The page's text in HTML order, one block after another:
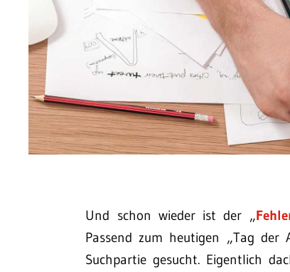
Und schon wieder ist der „
Passend zum heutigen „Tag
Suchpartie gesucht. Eigentlich